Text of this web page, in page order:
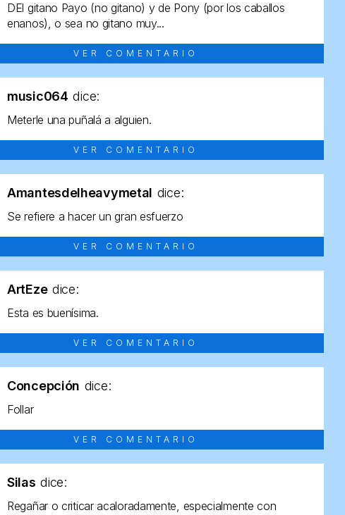
DEl gitano Payo (no gitano) y de Pony (por los caballos
enanos), o sea no gitano muy...
VER COMENTARIO
music064 dice:
Meterle una puñalá a alguien.
VER COMENTARIO
Amantesdelheavymetal dice:
Se refiere a hacer un gran esfuerzo
VER COMENTARIO
ArtEze dice:
Esta es buenísima.
VER COMENTARIO
Concepción dice:
Follar
VER COMENTARIO
Silas dice:
Regañar o criticar acaloradamente, especialmente con